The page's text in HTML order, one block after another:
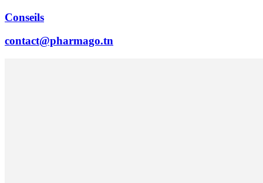
Conseils
contact@pharmago.tn